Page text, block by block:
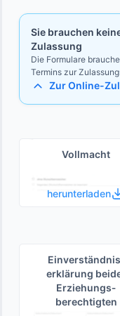
Sie brauchen
Zulassung
Die Formulare
Termins zur
Zur Online-
Vollmacht
herunterladen
erklärung
Erziehungs­
berechtigten